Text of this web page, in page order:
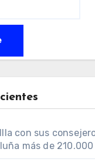
Illa con sus
más de